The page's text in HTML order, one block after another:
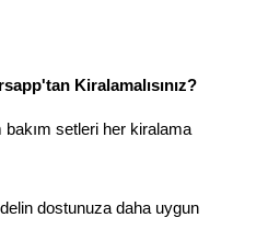
Kiralamalısınız?
bakım setleri her kiralama
dostunuza daha uygun